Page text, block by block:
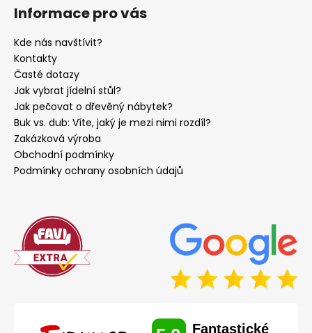
Informace pro vás
Kde nás navštívit?
Kontakty
Časté dotazy
Jak vybrat jídelní stůl?
Jak pečovat o dřevěný nábytek?
Buk vs. dub: Víte, jaký je mezi nimi rozdíl?
Zakázková výroba
Obchodní podmínky
Podmínky ochrany osobních údajů